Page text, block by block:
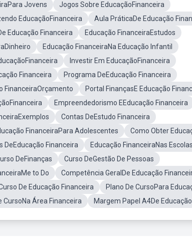
Jovens
Jogos Sobre EducaçãoFinanceira
EducaçãoFinanceira
Aula PráticaDe Educação
Educação Financeira
Educação FinanceiraEstudos
Educação FinanceiraNa Educação Infantil
Investir Em EducaçãoFinanceira
Financeira
Programa DeEducação Financeira
FinanceiraOrçamento
Portal FinançasE Educação
Empreendedorismo EEducação Financeira
Contas DeEstudo Financeira
FinanceiraPara Adolescentes
Como Obter
DeEducação Financeira
Educação FinanceiraNas Escolas
DeFinanças
Curso DeGestão De Pessoas
to Do
Competência GeralDe Educação
De Educação Financeira
Plano De CursoPara
CursoNa Área Financeira Margem Papel A4De